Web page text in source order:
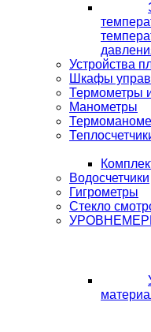
Устройства
Шкафы
Термометры
Манометры
Водосчетчики
Гигрометры
Стекло